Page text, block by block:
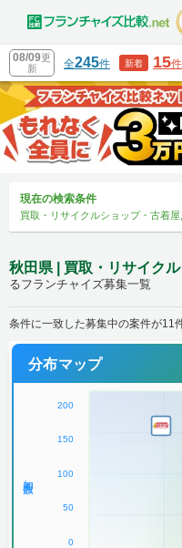
08/09更
新
全245件 新着 15件
現在の検索条件
買取・リサイクルショップ・古着
秋田県 | 買取・リサイク
るフランチャイズ募集一覧
条件に一致した募集中の案件が11
分布マップ
200
150
100
50
0